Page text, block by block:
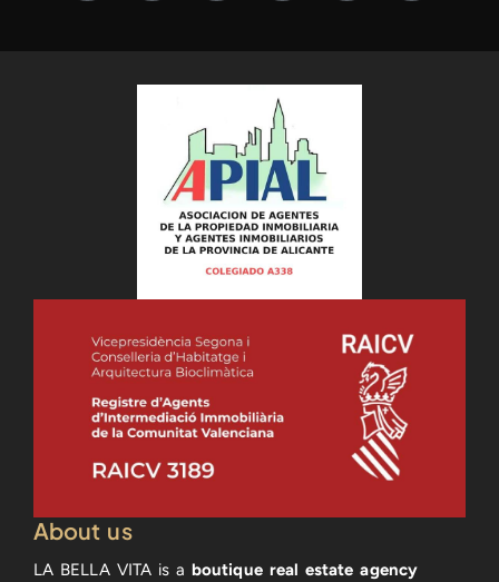
About us
LA BELLA VITA is a boutique real estate agency